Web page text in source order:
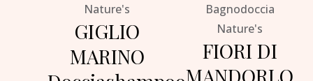
Nature's
GIGLIO
MARINO
Nature's
FIORI DI
MANDORLO